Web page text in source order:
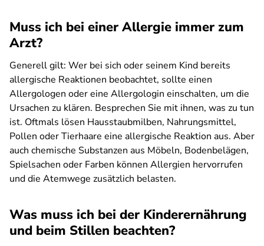
Muss ich bei einer Allergie immer zum
Arzt?
Generell gilt: Wer bei sich oder seinem Kind bereits
allergische Reaktionen beobachtet, sollte einen
Allergologen oder eine Allergologin einschalten, um die
Ursachen zu klären. Besprechen Sie mit ihnen, was zu tun
ist. Oftmals lösen Hausstaubmilben, Nahrungsmittel,
Pollen oder Tierhaare eine allergische Reaktion aus. Aber
auch chemische Substanzen aus Möbeln, Bodenbelägen,
Spielsachen oder Farben können Allergien hervorrufen
und die Atemwege zusätzlich belasten.
Was muss ich bei der Kinderernährung
und beim Stillen beachten?